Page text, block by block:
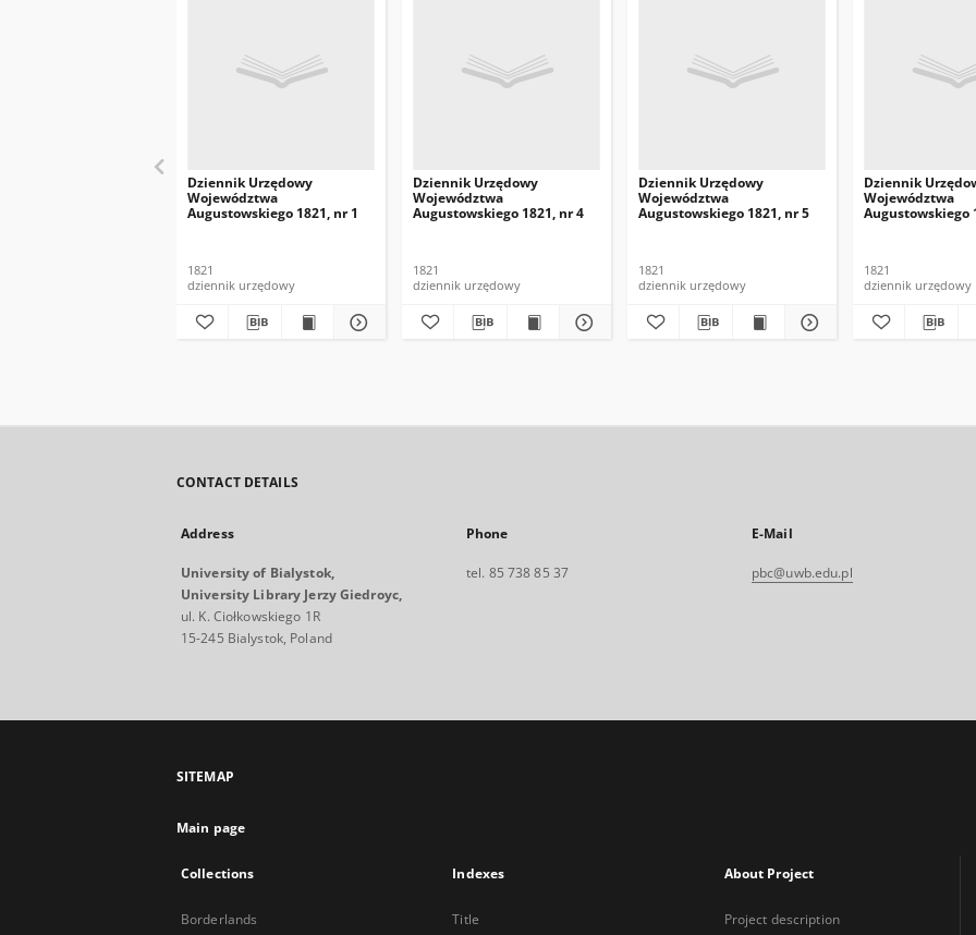
Dziennik Urzędowy
Województwa
Augustowskiego 1821, nr 1
1821
dziennik urzędowy
Dziennik Urzędowy
Województwa
Augustowskiego 1821, nr 4
1821
dziennik urzędowy
Dziennik Urzędowy
Województwa
Augustowskiego 1821, nr 5
1821
dziennik urzędowy
Dziennik
Województwa
Augustowskiego
1821
dziennik urzędowy
CONTACT DETAILS
Address
University of Bialystok,
University Library Jerzy Giedroyc,
ul. K. Ciołkowskiego 1R
15-245 Bialystok, Poland
Phone
tel. 85 738 85 37
E-Mail
pbc@uwb.edu.pl
SITEMAP
Main page
Collections
Borderlands
Indexes
Title
About Project
Project description